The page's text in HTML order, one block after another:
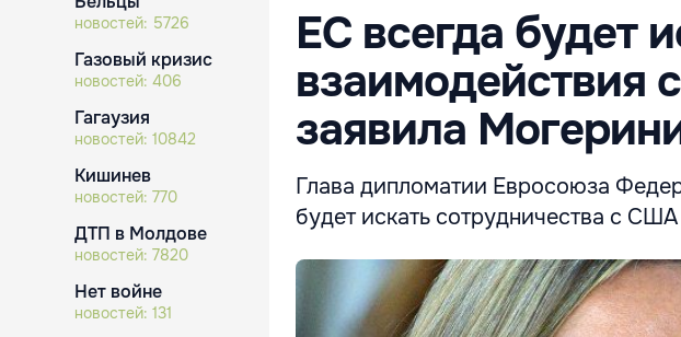
новостей: 5726
Газовый кризис
новостей: 406
Гагаузия
новостей: 10842
Кишинев
новостей: 770
ДТП в Молдове
новостей: 7820
Нет войне
новостей: 131
ЕС всегда будет
взаимодействия
заявила
Глава дипломатии Евросоюза
будет искать сотрудничества с США